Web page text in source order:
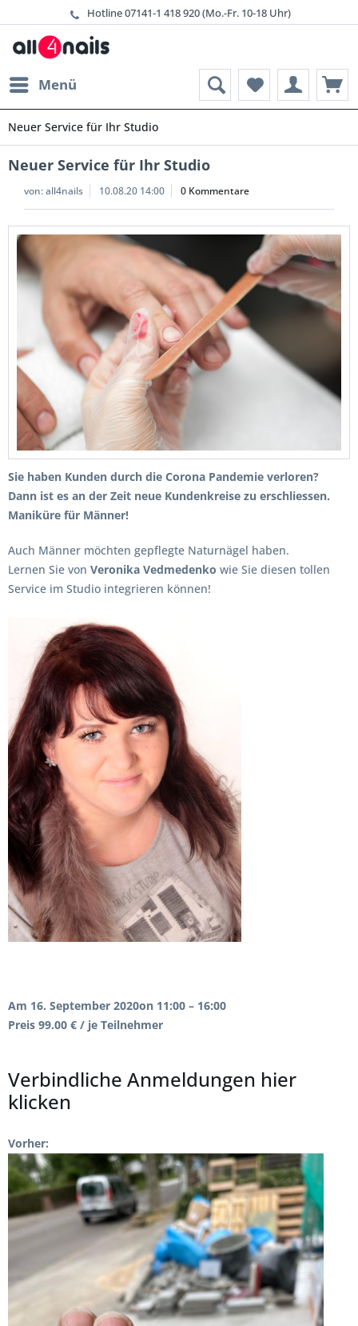
Hotline 07141-1 418 920 (Mo.-Fr. 10-18
Menü
Neuer Service für Ihr Studio
Neuer Service für Ihr Studio
von:all4nails 10.08.20 14:00 0 Kommentare
Sie haben Kunden durch die Corona Pandemie verloren?
Dann ist es an der Zeit neue Kundenkreise zu erschliessen.
Maniküre für Männer!
Auch Männer möchten gepflegte Naturnägel haben.
Lernen Sie von Veronika Vedmedenko wie Sie diesen tollen
Service im Studio integrieren können!
Am 16. September 2020on 11:00 – 16:00
Preis 99.00 € / je Teilnehmer
Verbindliche Anmeldungen hier
klicken
Vorher: